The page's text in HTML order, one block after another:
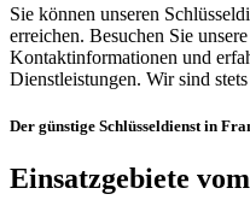
Sie können unseren
erreichen. Besuchen Sie
Kontaktinformationen und
Dienstleistungen. Wir sind
Der günstige Schlüsseldienst in
Einsatzgebiete